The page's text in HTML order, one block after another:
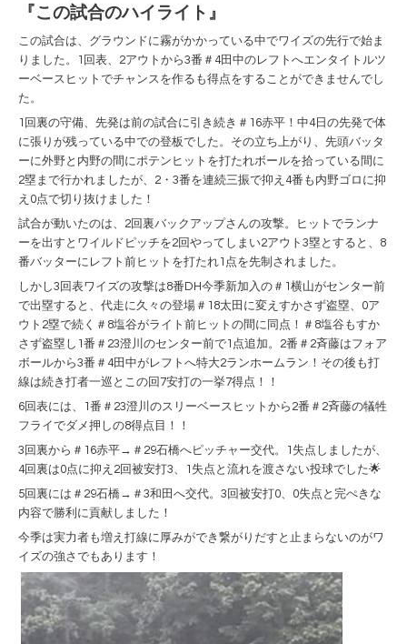
『この試合のハイライト』
この試合は、グラウンドに霧がかかっている中でワイズの先行で始ま
りました。1回表、2アウトから3番＃4田中のレフトへエンタイトルツ
ーベースヒットでチャンスを作るも得点をすることができませんでし
た。
1回裏の守備、先発は前の試合に引き続き＃16赤平！中4日の先発で体
に張りが残っている中での登板でした。その立ち上がり、先頭バッタ
ーに外野と内野の間にポテンヒットを打たれボールを拾っている間に
2塁まで行かれましたが、2・3番を連続三振で抑え4番も内野ゴロに抑
え0点で切り抜けました！
試合が動いたのは、2回裏バックアップさんの攻撃。ヒットでランナ
ーを出すとワイルドピッチを2回やってしまい2アウト3塁とすると、8
番バッターにレフト前ヒットを打たれ1点を先制されました。
しかし3回表ワイズの攻撃は8番DH今季新加入の＃1横山がセンター前
で出塁すると、代走に久々の登場＃18太田に変えすかさず盗塁、0ア
ウト2塁で続く＃8塩谷がライト前ヒットの間に同点！＃8塩谷もすか
さず盗塁し1番＃23澄川のセンター前で1点追加。2番＃2斉藤はフォア
ボールから3番＃4田中がレフトへ特大2ランホームラン！その後も打
線は続き打者一巡とこの回7安打の一挙7得点！！
6回表には、1番＃23澄川のスリーベースヒットから2番＃2斉藤の犠牲
フライでダメ押しの8得点目！！
3回裏から＃16赤平→＃29石橋へピッチャー交代。1失点しましたが、
4回裏は0点に抑え2回被安打3、1失点と流れを渡さない投球でした🌟
5回裏には＃29石橋→＃3和田へ交代。3回被安打0、0失点と完ぺきな
内容で勝利に貢献しました！
今季は実力者も増え打線に厚みができ繋がりだすと止まらないのがワ
イズの強さでもあります！